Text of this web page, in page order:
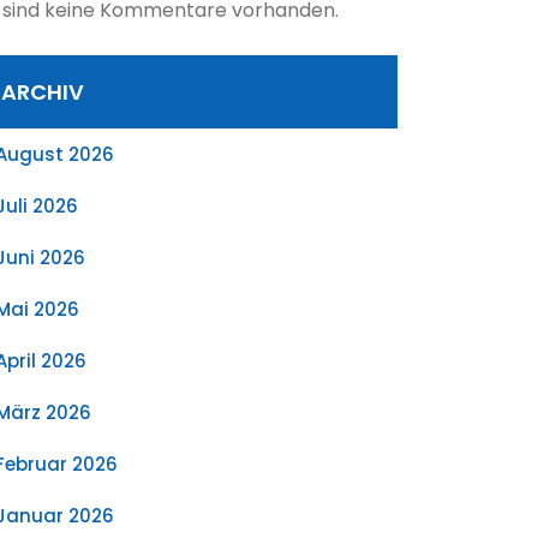
sind keine Kommentare vorhanden.
ARCHIV
2026
2026
2026
2026
2026
2026
2026
2026